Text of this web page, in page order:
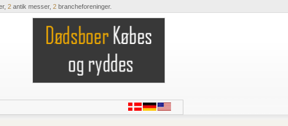
2antik messer, 2brancheforeninger.